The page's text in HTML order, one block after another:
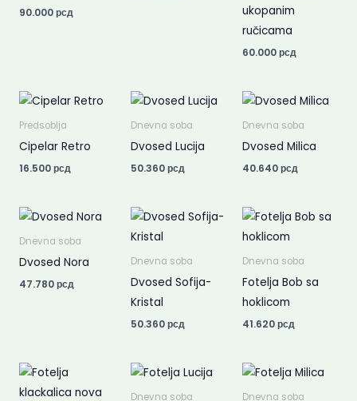
90.000рсд
ukopanim
ručicama
60.000рсд
Predsoblja
Cipelar Retro
16.500рсд
Dnevna soba
Dvosed Lucija
50.360рсд
Dnevna soba
Dvosed Milica
40.640рсд
Dnevna soba
Dvosed Nora
47.780рсд
Dnevna soba
Dvosed Sofija-
Kristal
50.360рсд
Dnevna soba
Fotelja Bob sa
hoklicom
41.620рсд
Dnevna soba Dnevna soba